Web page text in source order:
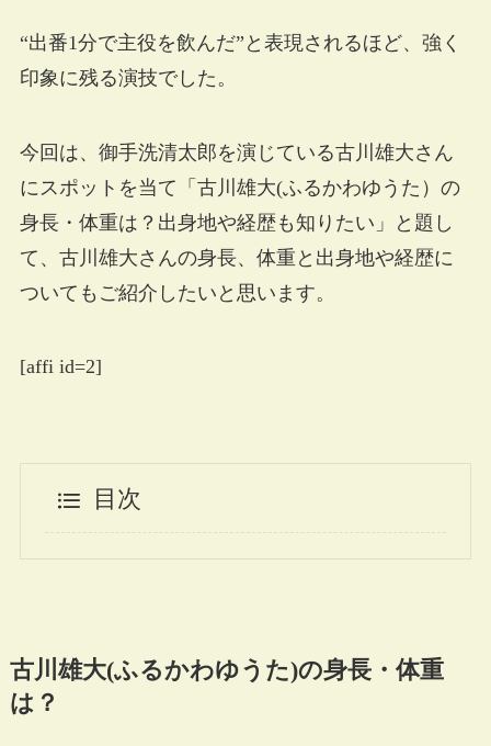
“出番1分で主役を飲んだ”と表現されるほど、強く
印象に残る演技でした。
今回は、御手洗清太郎を演じている古川雄大さん
にスポットを当て「古川雄大(ふるかわゆうた）の
身長・体重は？出身地や経歴も知りたい」と題し
て、古川雄大さんの身長、体重と出身地や経歴に
ついてもご紹介したいと思います。
[affi id=2]
目次
古川雄大(ふるかわゆうた)の身長・体重
は？